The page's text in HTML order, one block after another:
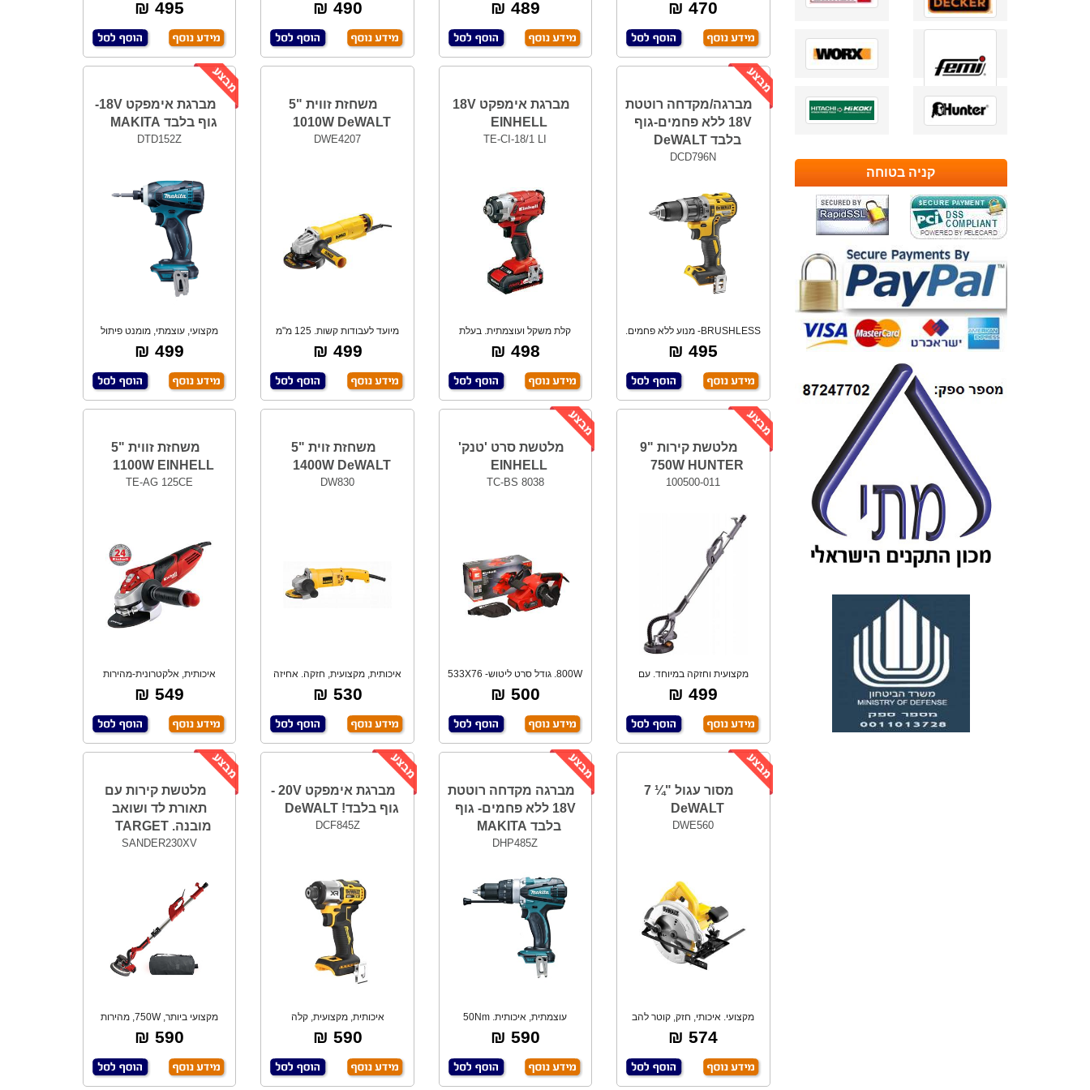
הלימה 300Nm
470 ₪ אחת. קלת מ
489 ₪ BRUSHLESS - ללא פ
490 ₪ אלקטרוני, מוט
495 ₪
מברגה/מקדחה רוטטת
18V ללא פחמים-גוף
בלבד DeWALT
DCD796N
BRUSHLESS- מנוע ללא פחמים.
גיר 2 מהירויו
495 ₪
מברגת אימפקט 18V
EINHELL
TE-CI-18/1 LI
קלת משקל ועוצמתית. בעלת
מומנט פיתול של 1
498 ₪
משחזת זווית "5
1010W DeWALT
DWE4207
מיועד לעבודות קשות. 125 מ"מ
("5).
499 ₪
מברגת אימפקט 18V-
גוף בלבד MAKITA
DTD152Z
מקצועי, עוצמתי, מומנט פיתול
165Nm ניוטון
499 ₪
מלטשת קירות "9
750W HUNTER
100500-011
מקצועית וחזקה במיוחד. עם
תאורת לד. לשימו
499 ₪
מלטשת סרט 'טנק'
EINHELL
TC-BS 8038
800W. גודל סרט ליטוש- 533X76
מ"מ. משק
500 ₪
משחזת זוית "5
1400W DeWALT
DW830
איכותית, מקצועית, חזקה. אחיזה
נוחה. מנוע
530 ₪
משחזת זווית "5
1100W EINHELL
TE-AG 125CE
איכותית, אלקטרונית-מהירות
משתנה. מבית E
549 ₪
מסור עגול "¼ 7
DeWALT
DWE560
מקצועי. איכותי, חזק, קוטר להב
184 מ"מ.
574 ₪
מברגה מקדחה רוטטת
18V ללא פחמים- גוף
בלבד MAKITA
DHP485Z
עוצמתית, איכותית. 50Nm
ניוטון/מטר. 21 מצ
590 ₪
מברגת אימפקט 20V -
גוף בלבד! DeWALT
DCF845Z
איכותית, מקצועית, קלה
ואגרונומית. חזקה 2
590 ₪
מלטשת קירות עם
תאורת לד ושואב
מובנה. TARGET
SANDER230XV
מקצועי ביותר, 750W, מהירות
אלקטרונית משת
590 ₪
קניה בטוחה